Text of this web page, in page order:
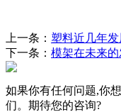
上一条： 塑料近几年
下一条： 模架在未来
如果你有任何问题,你
们。期待您的咨询?